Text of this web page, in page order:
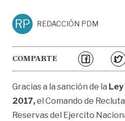
RP REDACCIÓN PDM
COMPARTE
Gracias a la sanción de la Ley
2017,el Comando de
Reservas del Ejercito